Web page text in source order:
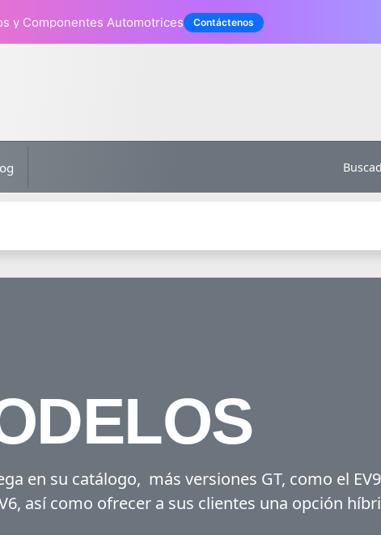
y Componentes Automotrices Contáctenos
en su catálogo, más versiones GT, como el
así como ofrecer a sus clientes una opción